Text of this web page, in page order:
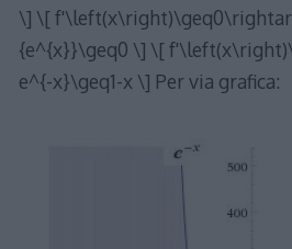
\] \[
{e^{x}}\geq0 \] \[
e^{-x}\geq1-x \] Per via grafica: